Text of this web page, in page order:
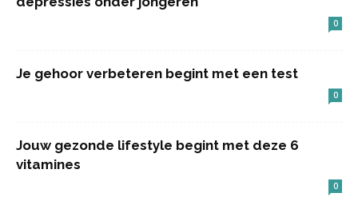
0
Je gehoor verbeteren begint met een test
0
Jouw gezonde lifestyle begint met deze 6
vitamines
0